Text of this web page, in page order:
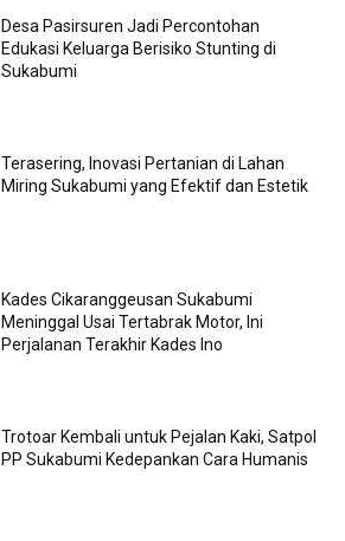
Desa Pasirsuren Jadi Percontohan
Edukasi Keluarga Berisiko Stunting di
Sukabumi
Terasering, Inovasi Pertanian di Lahan
Miring Sukabumi yang Efektif dan Estetik
Kades Cikaranggeusan Sukabumi
Meninggal Usai Tertabrak Motor, Ini
Perjalanan Terakhir Kades Ino
Trotoar Kembali untuk Pejalan Kaki, Satpol
PP Sukabumi Kedepankan Cara Humanis